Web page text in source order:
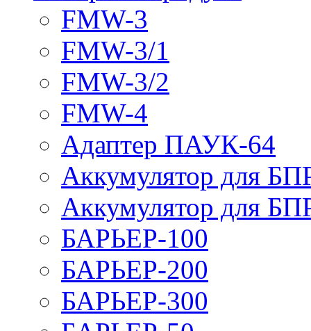
FMW-3
FMW-3/1
FMW-3/2
FMW-4
Адаптер ПАУК-64
Аккумулятор для
Аккумулятор для
БАРЬЕР-100
БАРЬЕР-200
БАРЬЕР-300